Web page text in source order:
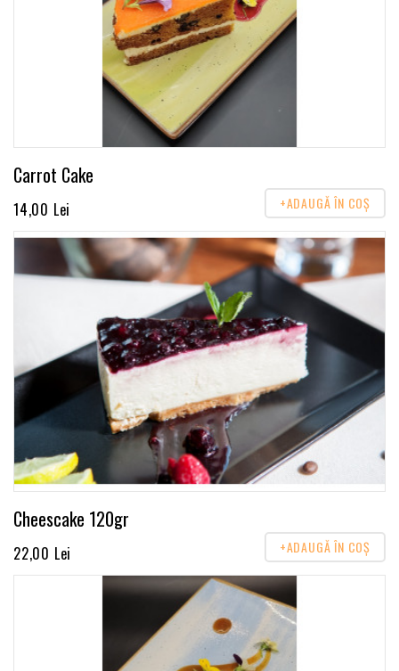
Carrot Cake
14,00 Lei +ADAUGĂ ÎN COŞ
Cheescake 120gr
22,00 Lei +ADAUGĂ ÎN COŞ